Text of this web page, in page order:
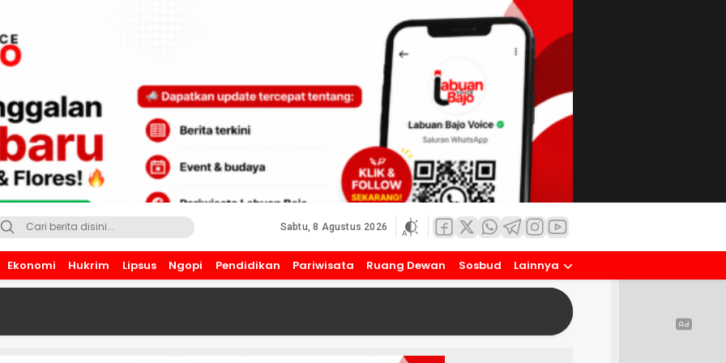
Sabtu, 8 Agustus 2026
Ekonomi Hukrim Lipsus Ngopi Pendidikan Pariwisata Ruang Dewan Sosbud Lainnya